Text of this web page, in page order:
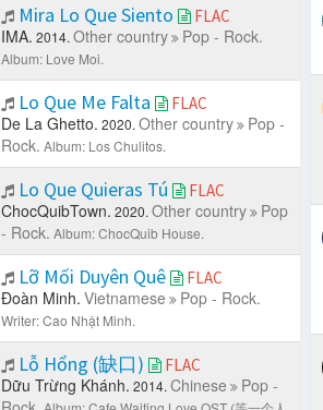
Mira Lo Que Siento FLAC
IMA. 2014. Other country Pop - Rock.
Album: Love Moi.
Lo Que Me Falta FLAC
De La Ghetto. 2020. Other country
Pop -
Rock. Album: Los Chulitos.
Lo Que Quieras Tú FLAC
ChocQuibTown. 2020. Other country
Pop
- Rock. Album: ChocQuib House.
Lỡ Mối Duyên Quê FLAC
Đoàn Minh. Vietnamese Pop - Rock.
Writer: Cao Nhật Minh.
Lỗ Hổng (缺口) FLAC
Dữu Trừng Khánh. 2014. Chinese
Pop -